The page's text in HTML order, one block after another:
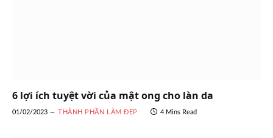
6 lợi ích tuyệt vời của mật ong cho làn da
01/02/2023 THÀNH PHẦN LÀM ĐẸP 4 Mins Read